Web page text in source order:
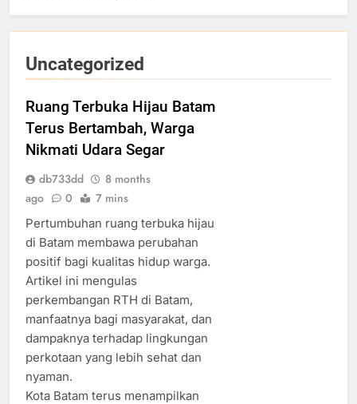
Uncategorized
Ruang Terbuka Hijau Batam
Terus Bertambah, Warga
Nikmati Udara Segar
db733dd
8 months
ago
0 7 mins
Pertumbuhan ruang terbuka hijau
di Batam membawa perubahan
positif bagi kualitas hidup warga.
Artikel ini mengulas
perkembangan RTH di Batam,
manfaatnya bagi masyarakat, dan
dampaknya terhadap lingkungan
perkotaan yang lebih sehat dan
nyaman.
Kota Batam terus menampilkan